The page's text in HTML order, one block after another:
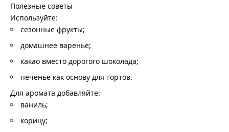
Полезные советы
Используйте:
сезонные фрукты;
домашнее варенье;
какао вместо дорогого шоколада;
печенье как основу для тортов.
Для аромата добавляйте:
ваниль;
корицу;